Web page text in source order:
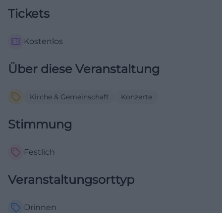
Tickets
Kostenlos
Über diese Veranstaltung
Kirche & Gemeinschaft Konzerte
Stimmung
Festlich
Veranstaltungsorttyp
Drinnen